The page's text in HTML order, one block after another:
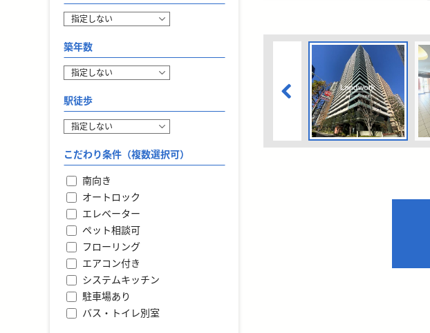
築年数
駅徒歩
こだわり条件（複数選択可）
南向き
オートロック
エレベーター
ペット相談可
フローリング
エアコン付き
システムキッチン
駐車場あり
バス・トイレ別室